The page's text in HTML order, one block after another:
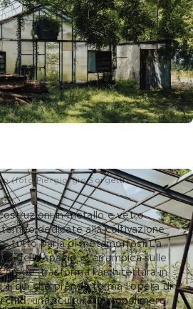
(foto Piergiorgio Sorgetti)
in metallo e vetro
dedicate alla coltivazione
– tutto parla di metamorfosi. La
dello spazio, si arrampica sulle
crepe, trasforma l’architettura in
è qui che prende forma l’opera di
, una scultura in biopolimero